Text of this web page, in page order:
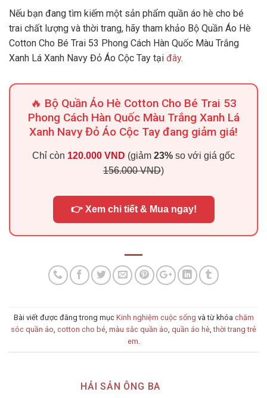
Nếu bạn đang tìm kiếm một sản phẩm quần áo hè cho bé
trai chất lượng và thời trang, hãy tham khảo Bộ Quần Áo Hè
Cotton Cho Bé Trai 53 Phong Cách Hàn Quốc Màu Trắng
Xanh Lá Xanh Navy Đỏ Áo Cộc Tay tại đây.
🔥 Bộ Quần Áo Hè Cotton Cho Bé Trai 53
Phong Cách Hàn Quốc Màu Trắng Xanh Lá
Xanh Navy Đỏ Áo Cộc Tay đang giảm giá!
Chỉ còn 120.000 VND (giảm 23% so với giá gốc
156.000 VND)
👉 Xem chi tiết & Mua ngay!
Bài viết được đăng trong mục Kinh nghiệm cuộc sống và từ khóa chăm
sóc quần áo cotton cho bé màu sắc quần áo quần áo hè ,thời trang trẻ
em
HẢI SẢN ÔNG BA